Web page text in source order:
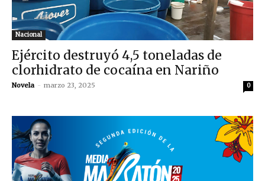
Nacional
Ejército destruyó 4,5 toneladas de
clorhidrato de cocaína en Nariño
Novela - marzo 23, 2025 0